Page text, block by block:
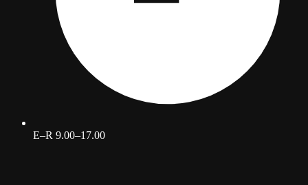
E–R 9.00–17.00